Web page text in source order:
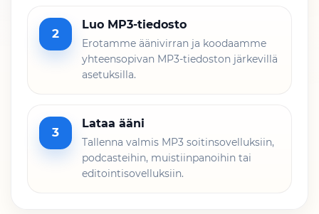
2
Luo MP3-tiedosto
Erotamme äänivirran ja koodaamme
yhteensopivan MP3-tiedoston järkevillä
asetuksilla.
3
Lataa ääni
Tallenna valmis MP3 soitinsovelluksiin,
podcasteihin, muistiinpanoihin tai
editointisovelluksiin.